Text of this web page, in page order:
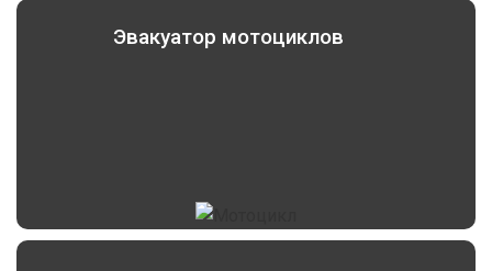
Эвакуатор мотоциклов